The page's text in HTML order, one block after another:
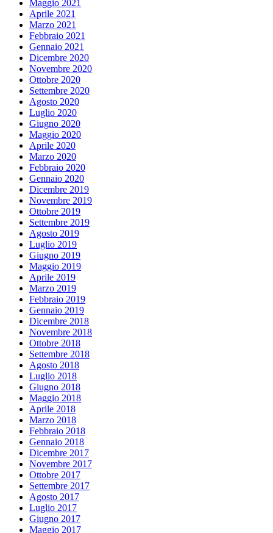
Maggio 2021
Aprile 2021
Marzo 2021
Febbraio 2021
Gennaio 2021
Dicembre 2020
Novembre 2020
Ottobre 2020
Settembre 2020
Agosto 2020
Luglio 2020
Giugno 2020
Maggio 2020
Aprile 2020
Marzo 2020
Febbraio 2020
Gennaio 2020
Dicembre 2019
Novembre 2019
Ottobre 2019
Settembre 2019
Agosto 2019
Luglio 2019
Giugno 2019
Maggio 2019
Aprile 2019
Marzo 2019
Febbraio 2019
Gennaio 2019
Dicembre 2018
Novembre 2018
Ottobre 2018
Settembre 2018
Agosto 2018
Luglio 2018
Giugno 2018
Maggio 2018
Aprile 2018
Marzo 2018
Febbraio 2018
Gennaio 2018
Dicembre 2017
Novembre 2017
Ottobre 2017
Settembre 2017
Agosto 2017
Luglio 2017
Giugno 2017
Maggio 2017